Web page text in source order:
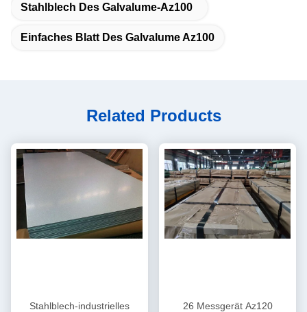
Stahlblech Des Galvalume-Az100
Einfaches Blatt Des Galvalume Az100
Related Products
Stahlblech-industrielles
26 Messgerät Az120